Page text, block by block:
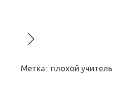
Метка: плохой учитель